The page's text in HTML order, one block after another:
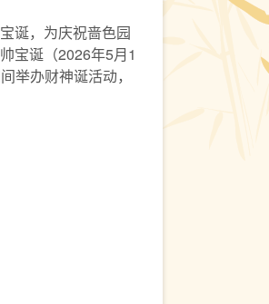
诞，为庆祝啬色园
宝诞（2026年5月1
举办财神诞活动，